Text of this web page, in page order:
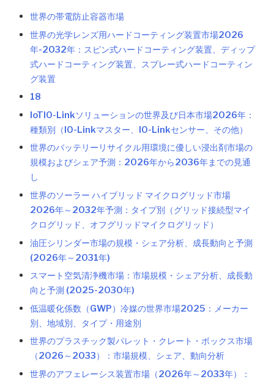
世界の帯電防止容器市場
世界の光学レンズ用ハードコーティング装置市場2026
年-2032年：スピン式ハードコーティング装置、ディップ
式ハードコーティング装置、スプレー式ハードコーティン
グ装置
18
IoTIO-Linkソリューションの世界及び日本市場2026年：
種類別（IO-Linkマスター、IO-Linkセンサー、その他）
世界のバッテリーリサイクル用環境に優しい浸出剤市場の
規模およびシェア予測：2026年から2036年までの見通
し
世界のソーラー ハイブリッド マイクログリッド市場
2026年～2032年予測：タイプ別（グリッド接続型マイ
クログリッド、オフグリッドマイクログリッド）
油圧シリンダー市場の規模・シェア分析、成長動向と予測
(2026年～2031年)
スマート空気清浄機市場：市場規模・シェア分析、成長動
向と予測 (2025-2030年)
低温暖化係数（GWP）冷媒の世界市場2025：メーカー
別、地域別、タイプ・用途別
世界のプラスチック製パレット・クレート・ボックス市場
（2026～2033）：市場規模、シェア、動向分析
世界のアフェレーシス装置市場（2026年～2033年）：